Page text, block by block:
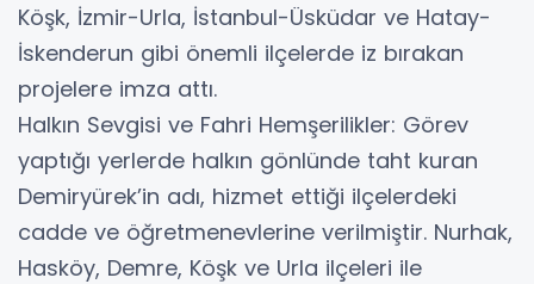
Köşk, İzmir-Urla, İstanbul-Üsküdar ve Hatay-
İskenderun gibi önemli ilçelerde iz bırakan
projelere imza attı.
​Halkın Sevgisi ve Fahri Hemşerilikler: Görev
yaptığı yerlerde halkın gönlünde taht kuran
Demiryürek’in adı, hizmet ettiği ilçelerdeki
cadde ve öğretmenevlerine verilmiştir. Nurhak,
Hasköy, Demre, Köşk ve Urla ilçeleri ile